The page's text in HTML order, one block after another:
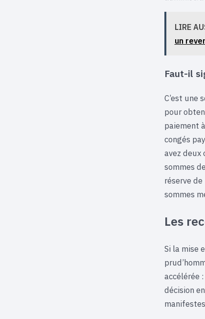
LIRE
un
Faut-il
C’est une
pour
paiement
congés
avez deux
sommes
réserve
sommes
Les
Si la mise
accélérée :
décision